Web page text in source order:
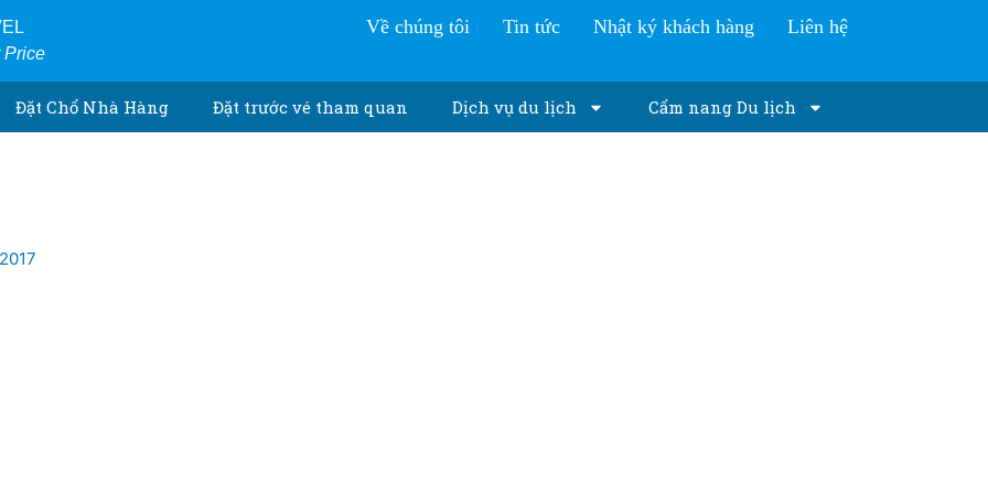
Price
Về chúng tôi Tin tức Nhật ký khách hàng Liên hệ
Đặt Chổ Nhà Hàng Đặt trước vé tham quan Dịch vụ du lịch Cẩm nang Du lịch